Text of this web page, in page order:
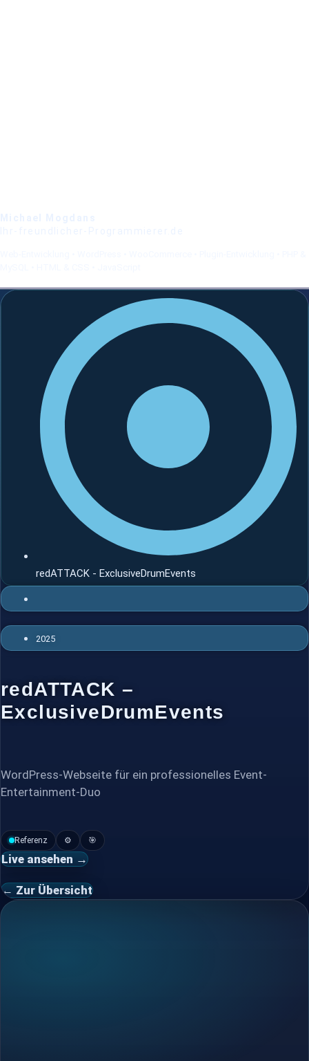
redATTACK - ExclusiveDrumEvents
2025
redATTACK –
ExclusiveDrumEvents
WordPress-Webseite für ein professionelles Event-
Entertainment-Duo
Referenz ⚙️ 🎯
Live ansehen →
← Zur Übersicht